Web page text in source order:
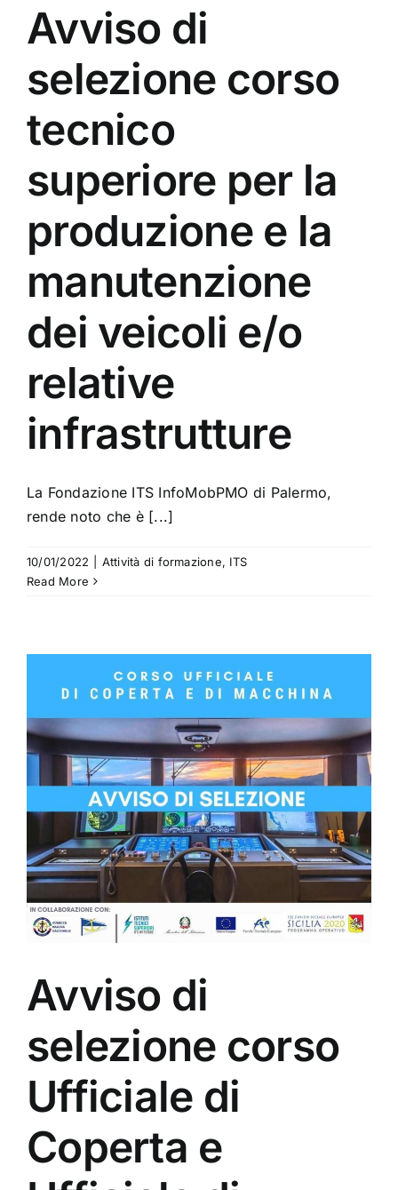
Avviso di
selezione corso
tecnico
superiore per la
produzione e la
manutenzione
dei veicoli e/o
relative
infrastrutture
La Fondazione ITS InfoMobPMO di Palermo,
rende noto che è [...]
10/01/2022 Attività di formazione, ITS
Read More
Avviso di
selezione corso
Ufficiale di
Coperta e